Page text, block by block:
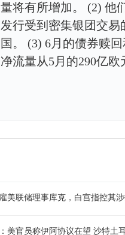
量将有所增加。 (2) 他
发行受到密集银团交
国。 (3) 6月的债券赎
净流量从5月的290亿欧